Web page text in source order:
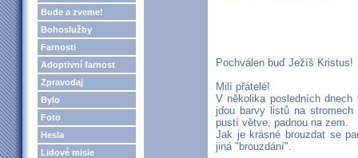
Bude a zveme!
Bohoslužby
Farnosti
Adoptivní farnost
Zpravodaj
Bylo
Foto
Hesla
Lidové misie
Pochválen buď Ježíš Kristus!
Milí přátelé!
V několika posledních
jdou barvy listů na
pustí větve, padnou na zem.
Jak je krásné brouzdat se
jiná "brouzdání".